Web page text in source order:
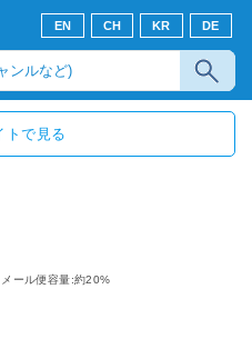
EN CH KR DE
トで見る
ール便容量:約20%